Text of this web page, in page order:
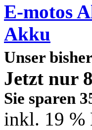
E-motos
Akku
Unser
Jetzt nur
Sie sparen
inkl. 19 %